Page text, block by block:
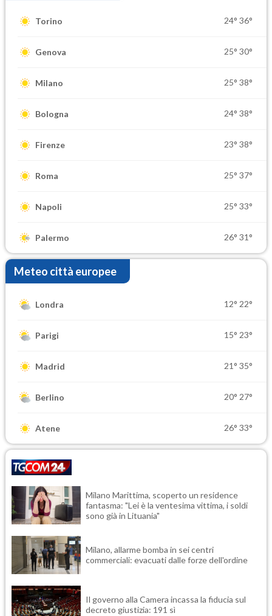
Torino 24° 36°
Genova 25° 30°
Milano 25° 38°
Bologna 24° 38°
Firenze 23° 38°
Roma 25° 37°
Napoli 25° 33°
Palermo 26° 31°
Meteo città europee
Londra 12° 22°
Parigi 15° 23°
Madrid 21° 35°
Berlino 20° 27°
Atene 26° 33°
Milano Marittima, scoperto un residence
fantasma: "Lei è la ventesima vittima, i soldi
sono già in Lituania"
Milano, allarme bomba in sei centri
commerciali: evacuati dalle forze dell'ordine
Il governo alla Camera incassa la fiducia sul
decreto giustizia: 191 sì